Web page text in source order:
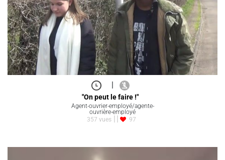
"On peut le faire !"
Agent-ouvrier-employé/agente-
ouvrière-employé
357 vues
97